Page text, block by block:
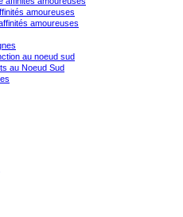
amoureuses
amoureuses
au noeud sud
au Noeud Sud